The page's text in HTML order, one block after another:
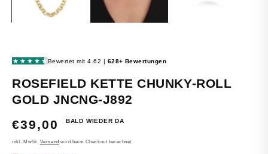
ROSEFIELD KETTE CHUNKY-ROLL
GOLD JNCNG-J892
NORMALER
PREIS
€39,00 BALD WIEDER DA
inkl. MwSt. Versand wird beim Checkout berechnet